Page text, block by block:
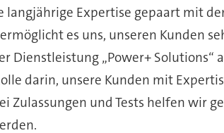
Expertise gepaart mit
es uns, unseren Kunden
Dienstleistung „Power+
darin, unsere Kunden mit
Zulassungen und Tests helfen wir